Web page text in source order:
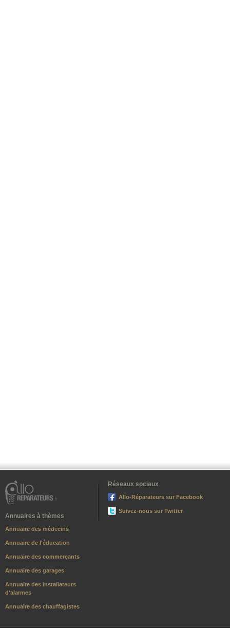
Annuaires à thèmes
Annuaire des médecins
Annuaire de l'éducation
Annuaire des commerçants
Annuaire des garages
Annuaire des installateurs
d'alarmes
Annuaire des chauffagistes
Réseaux sociaux
Allo-Réparateurs sur Facebook
Suivez-nous sur Twitter